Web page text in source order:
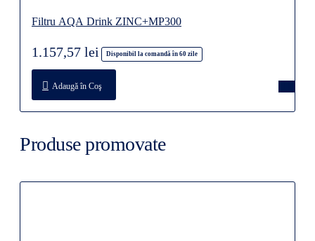
Filtru AQA Drink ZINC+MP300
Disponibil la comandă în 60 zile
1.157,57 lei
Adaugă în Coş
Produse promovate